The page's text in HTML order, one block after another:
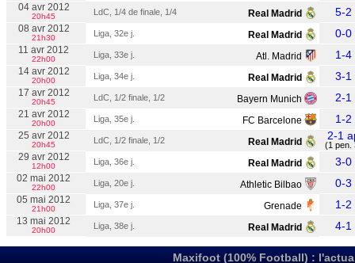
04 avr 2012
20h45 LdC, 1/4 de finale, 1/4 Real Madrid 5-2
08 avr 2012
21h30 Liga, 32e j. Real Madrid 0-0
11 avr 2012
22h00 Liga, 33e j. Atl. Madrid 1-4
14 avr 2012
20h00 Liga, 34e j. Real Madrid 3-1
17 avr 2012
20h45 LdC, 1/2 finale, 1/2 Bayern Munich 2-1
21 avr 2012
20h00 Liga, 35e j. FC Barcelone 1-2
25 avr 2012
20h45 LdC, 1/2 finale, 1/2 Real Madrid 2-1
(1 pen.
29 avr 2012
12h00 Liga, 36e j. Real Madrid 3-0
02 mai 2012
22h00 Liga, 20e j. Athletic Bilbao 0-3
05 mai 2012
21h00 Liga, 37e j. Grenade 1-2
13 mai 2012
20h00 Liga, 38e j. Real Madrid 4-1
Maxifoot (100% Football) :